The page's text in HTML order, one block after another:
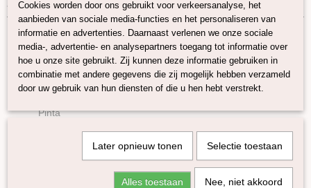
Merino 12 kleuren
Garen
Soort Garen
Wol
Pinta
Merino kantgaren
Sorteer op:
Cookies worden door ons gebruikt voor verkeersanalyse, het
aanbieden van sociale media-functies en het personaliseren van
informatie en advertenties. Daarnaast verlenen we onze sociale
media-, advertentie- en analysepartners toegang tot informatie over
hoe u onze site gebruikt. Zij kunnen deze informatie gebruiken in
combinatie met andere gegevens die zij mogelijk hebben verzameld
door uw gebruik van hun diensten of die u hen hebt verstrekt.
Later opnieuw tonen Selectie toestaan
Alles toestaan Nee, niet akkoord